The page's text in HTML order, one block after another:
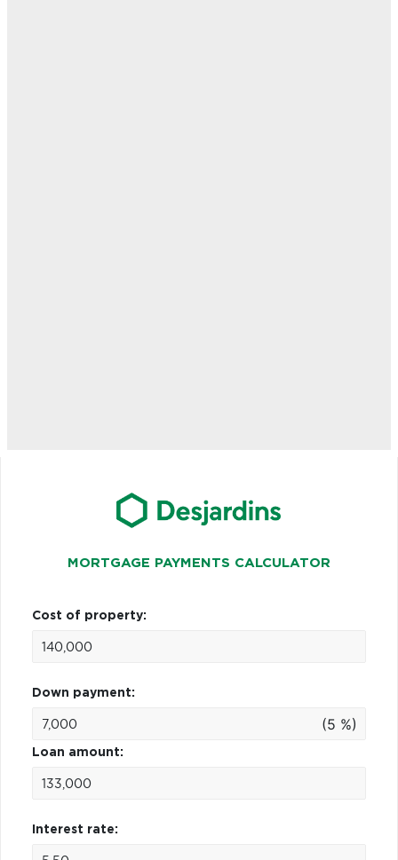
MORTGAGE PAYMENTS CALCULATOR
Cost of property:
Down payment:
(5 %)
Loan amount:
Interest rate: